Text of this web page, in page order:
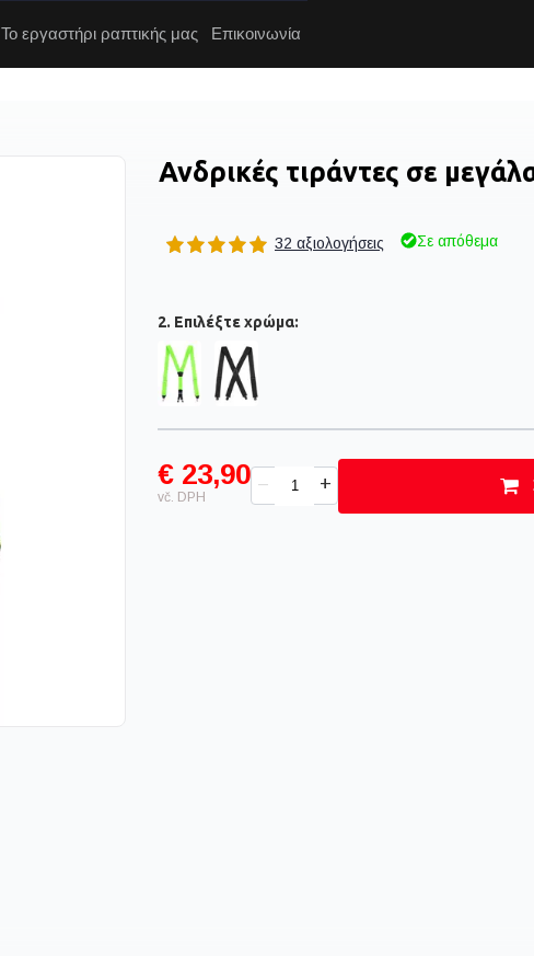
Το εργαστήρι ραπτικής μας Επικοινωνία
Ανδρικές τιράντες σε
32 αξιολογήσεις Σε απόθεμα
2. Επιλέξτε χρώμα:
€ 23,90
vč. DPH
– +